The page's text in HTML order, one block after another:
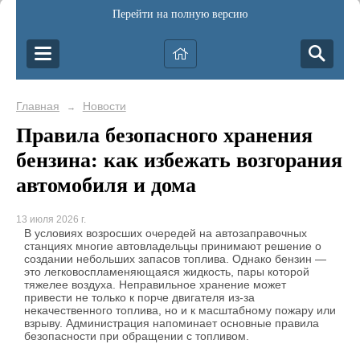
Перейти на полную версию
Главная → Новости
Правила безопасного хранения
бензина: как избежать возгорания
автомобиля и дома
13 июля 2026 г.
В условиях возросших очередей на автозаправочных
станциях многие автовладельцы принимают решение о
создании небольших запасов топлива. Однако бензин —
это легковоспламеняющаяся жидкость, пары которой
тяжелее воздуха. Неправильное хранение может
привести не только к порче двигателя из-за
некачественного топлива, но и к масштабному пожару или
взрыву. Администрация напоминает основные правила
безопасности при обращении с топливом.